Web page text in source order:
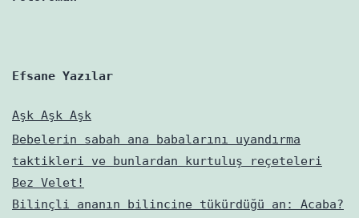
Efsane Yazılar
Aşk Aşk Aşk
Bebelerin sabah ana babalarını uyandırma
taktikleri ve bunlardan kurtuluş reçeteleri
Bez Velet!
Bilinçli ananın bilincine tükürdüğü an: Acaba?